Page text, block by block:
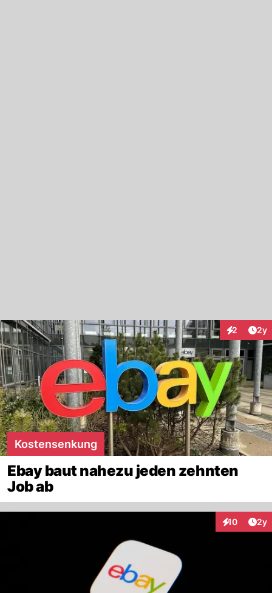
2 2y
Kostensenkung
Ebay baut nahezu jeden zehnten
Job ab
10 2y